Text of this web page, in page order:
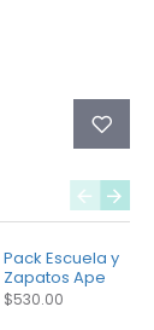
Pack Escuela y
Zapatos Ape
$530.00